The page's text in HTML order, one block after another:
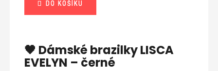
cena:
DO KOŠÍKU
🖤 Dámské brazilkyLISCA
EVELYN – černé